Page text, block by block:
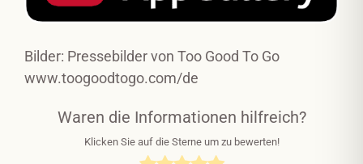
Bilder: Pressebilder von Too Good To Go
www.toogoodtogo.com/de
Waren die Informationen hilfreich?
Klicken Sie auf die Sterne um zu bewerten!